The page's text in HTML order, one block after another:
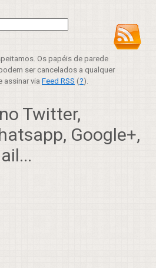
Os papéis de parede
ser cancelados a qualquer
assinar via Feed RSS (?).
Twitter,
Google+,